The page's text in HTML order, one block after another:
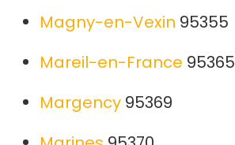
Magny-en-Vexin 95355
Mareil-en-France 95365
Margency 95369